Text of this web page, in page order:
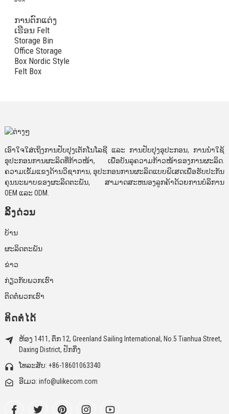
ການຕົກແຕ່ງ
ເຮືອນ Felt
Storage Bin
Office Storage
Box Nordic Style
Felt Box
​ເອົາ​ໃຈ​ໃສ່​ເຖິງ​ການ​ປັບປຸງ​ເຕັກ​ໂນ​ໂລ​ຊີ ​ແລະ ການ​ປັບປຸງ​ອຸປະກອນ, ການ​ນຳ​ໃຊ້​
ອຸປະກອນ​ການ​ຜະລິດ​ທີ່​ກ້າວໜ້າ, ​ເພື່ອ​ບັນລຸ​ຄວາມ​ກ້າວໜ້າ​ຂອງ​ການ​ຜະລິດ.
ຄວາມເຂັ້ມແຂງດ້ານວິຊາການ, ອຸປະກອນການຜະລິດແບບພິເສດເພື່ອຮັບປະກັນ
ຄຸນນະພາບຂອງຜະລິດຕະພັນ, ສາມາດສະຫນອງລູກຄ້າດ້ວຍການບໍລິການ
OEM ແລະ ODM.
ລິ້ງດ່ວນ
ບ້ານ
ຜະລິດຕະພັນ
ຂ່າວ
ກ່ຽວກັບພວກເຮົາ
ຕິດຕໍ່ພວກເຮົາ
ຕິດຕໍ່ໄດ້
ຫ້ອງ 1411, ຕຶກ 12, Greenland Sailing International, No.5 Tianhua Street,
Daxing District, ປັກກິ່ງ
ໂທລະສັບ: +86-18601063340
ອີເມວ: info@ulikecom.com